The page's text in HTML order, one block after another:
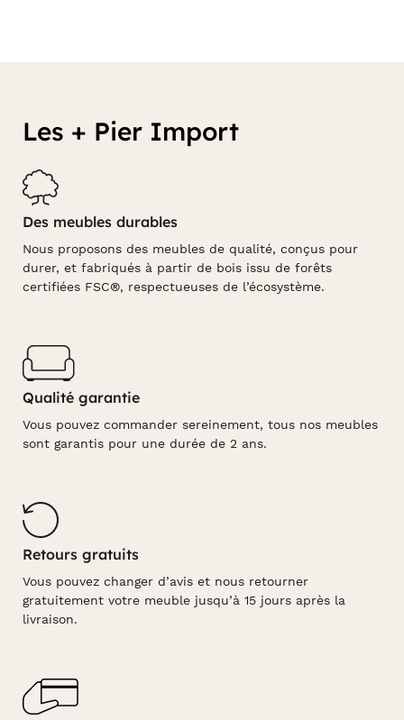
Les + Pier Import
Des meubles durables
Nous proposons des meubles de qualité, conçus pour
durer, et fabriqués à partir de bois issu de forêts
certifiées FSC®, respectueuses de l’écosystème.
Qualité garantie
Vous pouvez commander sereinement, tous nos meubles
sont garantis pour une durée de 2 ans.
Retours gratuits
Vous pouvez changer d’avis et nous retourner
gratuitement votre meuble jusqu’à 15 jours après la
livraison.